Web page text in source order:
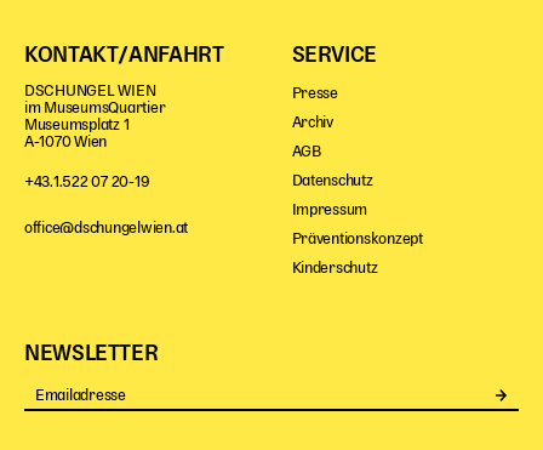
KONTAKT/ANFAHRT
DSCHUNGEL WIEN
im MuseumsQuartier
Museumsplatz 1
A-1070 Wien
+43.1.522 07 20-19
office@dschungelwien.at
SERVICE
Presse
Archiv
AGB
Datenschutz
Impressum
Präventionskonzept
Kinderschutz
NEWSLETTER